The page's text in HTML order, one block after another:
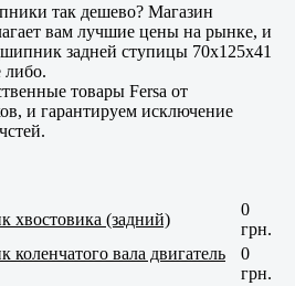
так дешево? Магазин
вам лучшие цены на рынке, и
задней ступицы 70х125х41
либо.
товары Fersa от
и гарантируем исключение
хвостовика (задний)
0
грн.
вала двигатель
0
грн.